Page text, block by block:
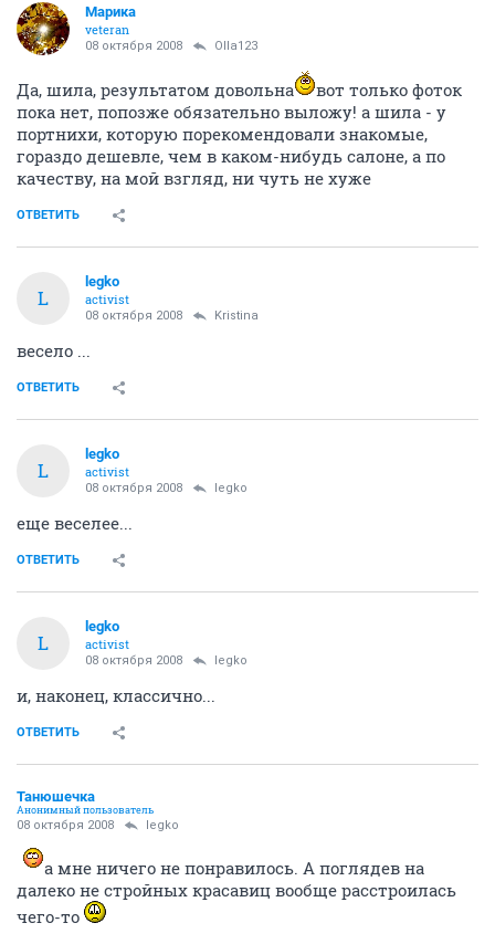
Марика
veteran
08 октября 2008 Olla123
Да, шила, результатом довольна
вот только фоток
пока нет, попозже обязательно выложу! а шила - у
портнихи, которую порекомендовали знакомые,
гораздо дешевле, чем в каком-нибудь салоне, а по
качеству, на мой взгляд, ни чуть не хуже
ОТВЕТИТЬ
L
legko
activist
08 октября 2008 Kristina
весело ...
ОТВЕТИТЬ
L
legko
activist
08 октября 2008 legko
еще веселее...
ОТВЕТИТЬ
L
legko
activist
08 октября 2008 legko
и, наконец, классично...
ОТВЕТИТЬ
Танюшечка
Анонимный пользователь
08 октября 2008 legko
а мне ничего не понравилось. А поглядев на
далеко не стройных красавиц вообще расстроилась
чего-то